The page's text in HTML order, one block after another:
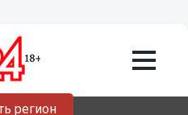
регион
опасности, если
70% на
подтвердит его
- Семенов